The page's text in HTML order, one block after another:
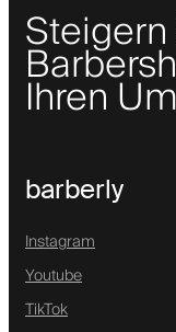
Ihren
barberly
Instagram
Youtube
TikTok